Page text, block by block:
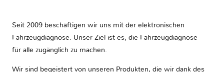
Seit 2009 beschäftigen wir uns mit der elektronischen
Fahrzeugdiagnose. Unser Ziel ist es, die Fahrzeugdiagnose
für alle zugänglich zu machen.
Wir sind begeistert von unseren Produkten, die wir dank des